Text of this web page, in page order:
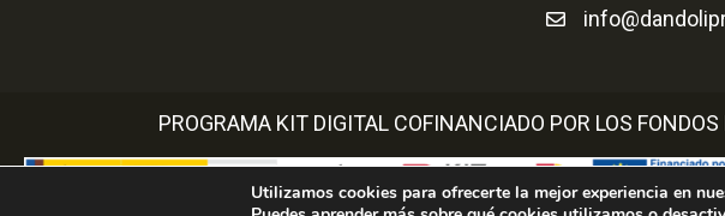
PROGRAMA KIT DIGITAL COFINANCIADO POR LOS
Utilizamos cookies para ofrecerte la mejor experiencia en